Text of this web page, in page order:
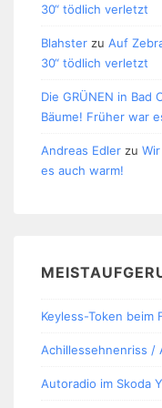
30“ tödlich verletzt
Blahster zu Auf
30“ tödlich verletzt
Die GRÜNEN in Bad
Bäume! Früher war
Andreas Edler zu
es auch warm!
Keyless-Token beim
Achillessehnenriss /
Autoradio im Skoda